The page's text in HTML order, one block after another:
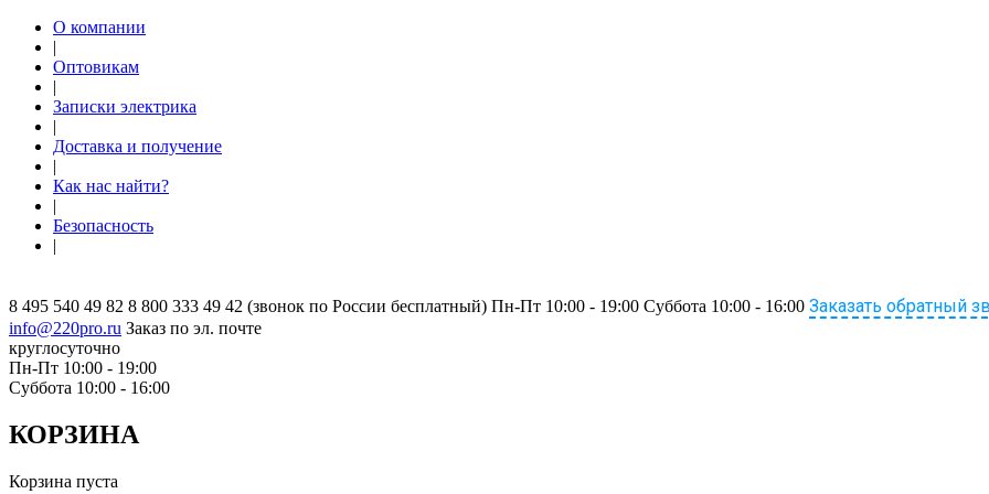
О компании
|
Оптовикам
|
Записки электрика
|
Доставка и получение
|
Как нас найти?
|
Безопасность
|
8 495 540 49 82 8 800 333 49 42 (звонок по России бесплатный) Пн-Пт 10:00 - 19:00 Суббота 10:00 - 16:00 Заказать обратный
info@220pro.ru Заказ по эл. почте
круглосуточно
Пн-Пт 10:00 - 19:00
Суббота 10:00 - 16:00
КОРЗИНА
Корзина пуста